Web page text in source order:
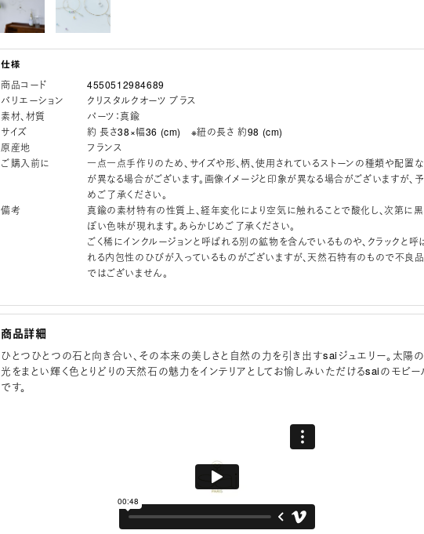
商品コード
4550512984689
バリエーション
クリスタルクオーツ ブラス
素材、材質
パーツ：真鍮
サイズ
約 長さ38×幅36 (cm) ※紐の長さ 約98 (cm)
原産地
フランス
ご購入前に
一点一点手作りのため、サイズや形、柄、使用されているストーンの種類や配置
が異なる場合がございます。画像イメージと印象が異なる場合がございますが、予
めご了承ください。
備考
真鍮の素材特有の性質上、経年変化により空気に触れることで酸化し、次第に
ぽい色味が現れます。あらかじめご了承ください。
ごく稀にインクルージョンと呼ばれる別の鉱物を含んでいるものや、クラックと呼
れる内包性のひびが入っているものがございますが、天然石特有のもので不良品
ではございません。
商品詳細
ひとつひとつの石と向き合い、その本来の美しさと自然の力を引き出すsaiジュエリー。太陽の
光をまとい輝く色とりどりの天然石の魅力をインテリアとしてお愉しみいただけるsaiのモビー
です。